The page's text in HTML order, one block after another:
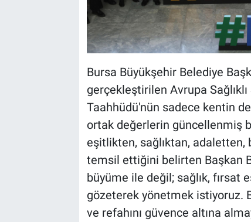
Bursa Büyükşehir Belediye
gerçekleştirilen Avrupa
Taahhüdü'nün sadece kentin
ortak değerlerin güncellenmiş
eşitlikten, sağlıktan, adaletten,
temsil ettiğini belirten Başkan
büyüme ile değil; sağlık, fırsat
gözeterek yönetmek istiyoruz.
ve refahını güvence altına